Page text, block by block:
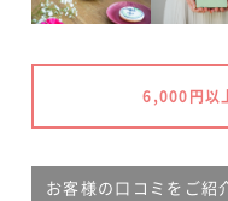
6,000円以
お客様の口コミをご紹